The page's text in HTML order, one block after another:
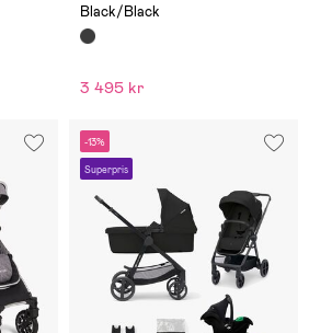
Black/Black
3 495 kr
-13%
Superpris